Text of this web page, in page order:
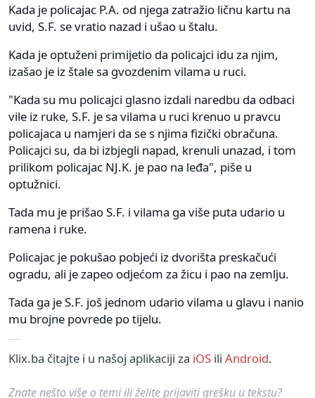
Kada je policajac P.A. od njega zatražio ličnu kartu na
uvid, S.F. se vratio nazad i ušao u štalu.
Kada je optuženi primijetio da policajci idu za njim,
izašao je iz štale sa gvozdenim vilama u ruci.
"Kada su mu policajci glasno izdali naredbu da odbaci
vile iz ruke, S.F. je sa vilama u ruci krenuo u pravcu
policajaca u namjeri da se s njima fizički obračuna.
Policajci su, da bi izbjegli napad, krenuli unazad, i tom
prilikom policajac NJ.K. je pao na leđa", piše u
optužnici.
Tada mu je prišao S.F. i vilama ga više puta udario u
ramena i ruke.
Policajac je pokušao pobjeći iz dvorišta preskačući
ogradu, ali je zapeo odjećom za žicu i pao na zemlju.
Tada ga je S.F. još jednom udario vilama u glavu i nanio
mu brojne povrede po tijelu.
Klix.ba čitajte i u našoj aplikaciji za iOS ili Android.
Znate nešto više o temi ili želite prijaviti grešku u tekstu?